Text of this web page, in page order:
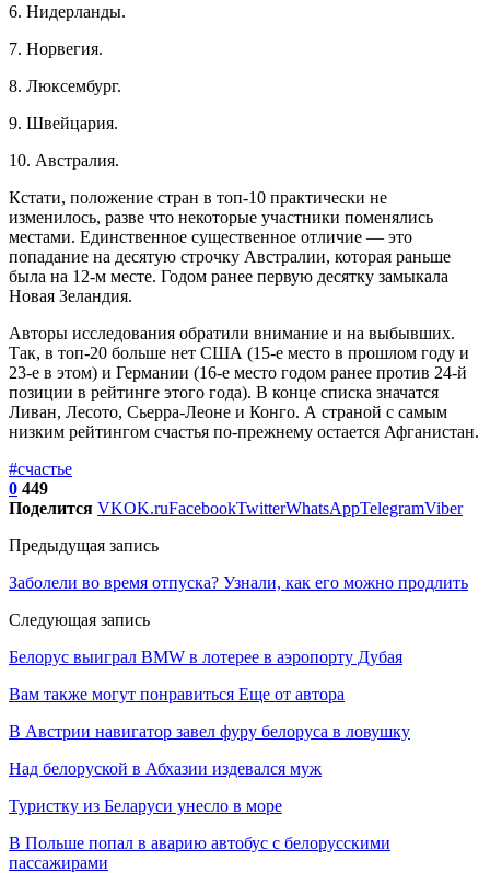
6. Нидерланды.
7. Норвегия.
8. Люксембург.
9. Швейцария.
10. Австралия.
Кстати, положение стран в топ-10 практически не
изменилось, разве что некоторые участники поменялись
местами. Единственное существенное отличие — это
попадание на десятую строчку Австралии, которая раньше
была на 12-м месте. Годом ранее первую десятку замыкала
Новая Зеландия.
Авторы исследования обратили внимание и на выбывших.
Так, в топ-20 больше нет США (15-е место в прошлом году и
23-е в этом) и Германии (16-е место годом ранее против 24-й
позиции в рейтинге этого года). В конце списка значатся
Ливан, Лесото, Сьерра-Леоне и Конго. А страной с самым
низким рейтингом счастья по-прежнему остается Афганистан.
#счастье
0 449
Поделится VKOK.ruFacebookTwitterWhatsAppTelegramViber
Предыдущая запись
Заболели во время отпуска? Узнали, как его можно продлить
Следующая запись
Белорус выиграл BMW в лотерее в аэропорту Дубая
Вам также могут понравиться Еще от автора
В Австрии навигатор завел фуру белоруса в ловушку
Над белоруской в Абхазии издевался муж
Туристку из Беларуси унесло в море
В Польше попал в аварию автобус с белорусскими
пассажирами